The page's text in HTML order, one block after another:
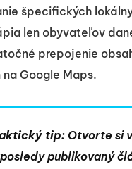
špecifických
len obyvateľov
prepojenie
Google Maps.
tip: Otvorte si
publikovaný